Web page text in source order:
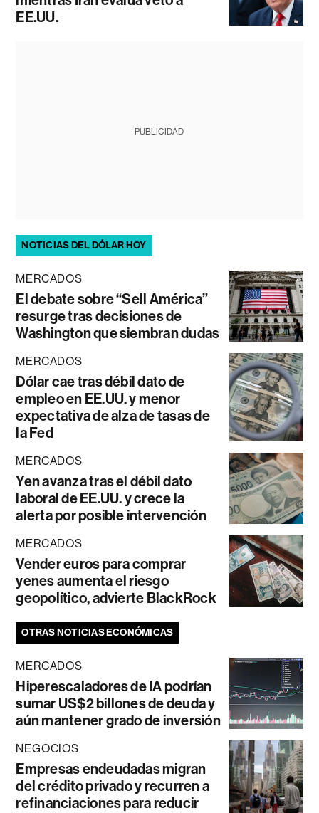
EE.UU.
PUBLICIDAD
NOTICIAS DEL DÓLAR HOY
MERCADOS
El debate sobre “Sell América”
resurge tras decisiones de
Washington que siembran dudas
MERCADOS
Dólar cae tras débil dato de
empleo en EE.UU. y menor
expectativa de alza de tasas de
la Fed
MERCADOS
Yen avanza tras el débil dato
laboral de EE.UU. y crece la
alerta por posible intervención
MERCADOS
Vender euros para comprar
yenes aumenta el riesgo
geopolítico, advierte BlackRock
OTRAS NOTICIAS ECONÓMICAS
MERCADOS
Hiperescaladores de IA podrían
sumar US$2 billones de deuda y
aún mantener grado de inversión
NEGOCIOS
Empresas endeudadas migran
del crédito privado y recurren a
refinanciaciones para reducir